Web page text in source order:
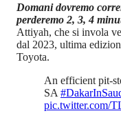
Domani dovremo
perderemo 2, 3, 4
Attiyah, che si invola
dal 2023, ultima
Toyota.
An efficient pit-
SA
pic.twitter.com/